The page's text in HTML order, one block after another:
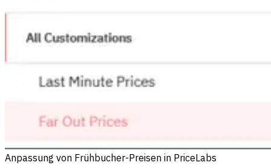
Anpassung von Frühbucher-Preisen in PriceLabs